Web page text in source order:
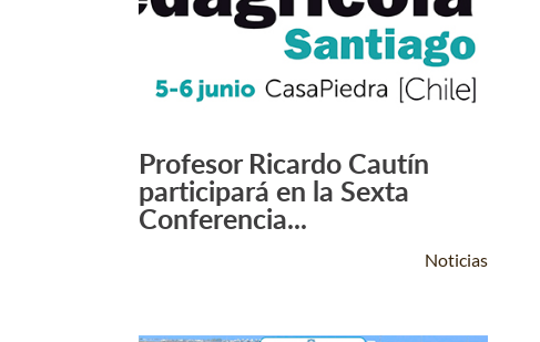
Leer Más +
Profesor Ricardo Cautín
participará en la Sexta
Conferencia...
Noticias